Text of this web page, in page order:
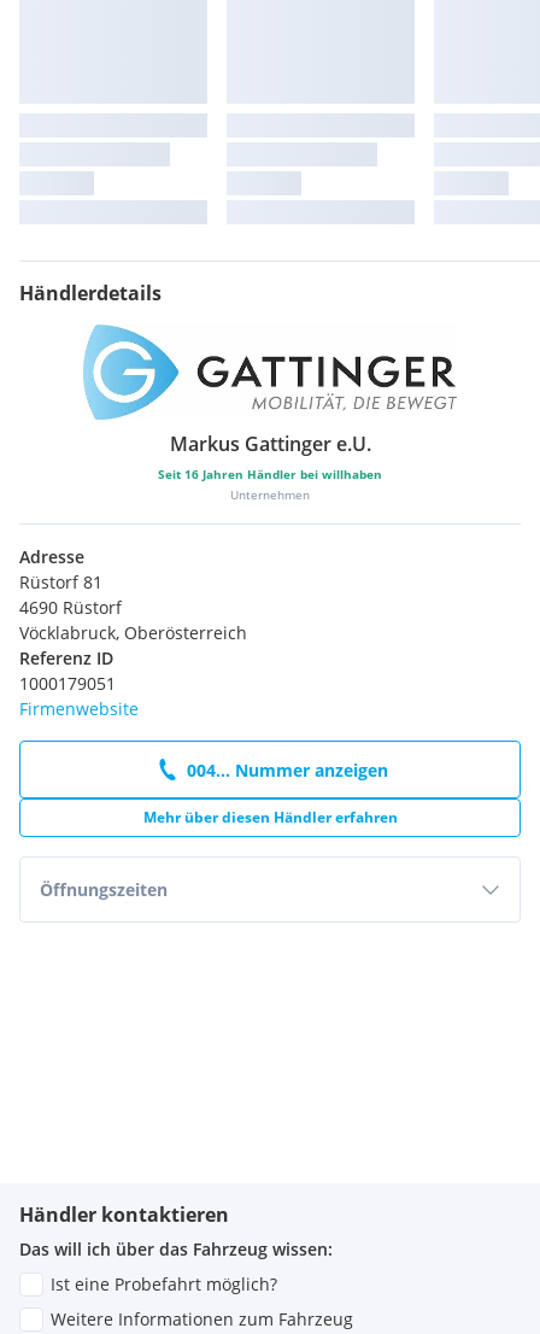
Händlerdetails
Markus Gattinger e.U.
Seit 16 Jahren Händler bei willhaben
Unternehmen
Adresse
Rüstorf 81
4690 Rüstorf
Vöcklabruck, Oberösterreich
Referenz ID
1000179051
Firmenwebsite
004... Nummer anzeigen
Mehr über diesen Händler erfahren
Öffnungszeiten
Händler kontaktieren
Das will ich über das Fahrzeug wissen:
Ist eine Probefahrt möglich?
Weitere Informationen zum Fahrzeug